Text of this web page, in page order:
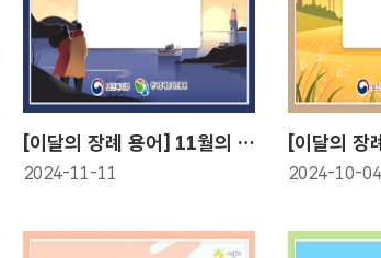
[이달의 장례 용어] 11월의 장례 용어! 안치(安置)
2024-11-11 2024-10-04